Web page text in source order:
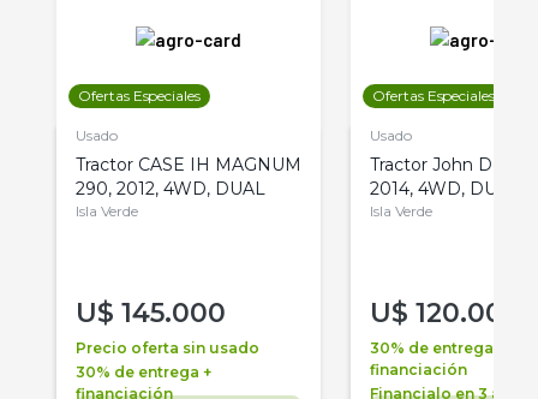
Ofertas Especiales
Usado
Tractor CASE IH MAGNUM
290, 2012, 4WD, DUAL
Isla Verde
U$ 145.000
Precio oferta sin usado
30% de entrega +
financiación
Ofertas Especiales
Usado
Tractor John Deere
2014, 4WD, DUAL
Isla Verde
U$ 120.000
30% de entrega +
financiación
Financialo en 3 años